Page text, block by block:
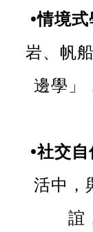
•情境式
岩、帆
邊學」
•社交自
活中，
誼